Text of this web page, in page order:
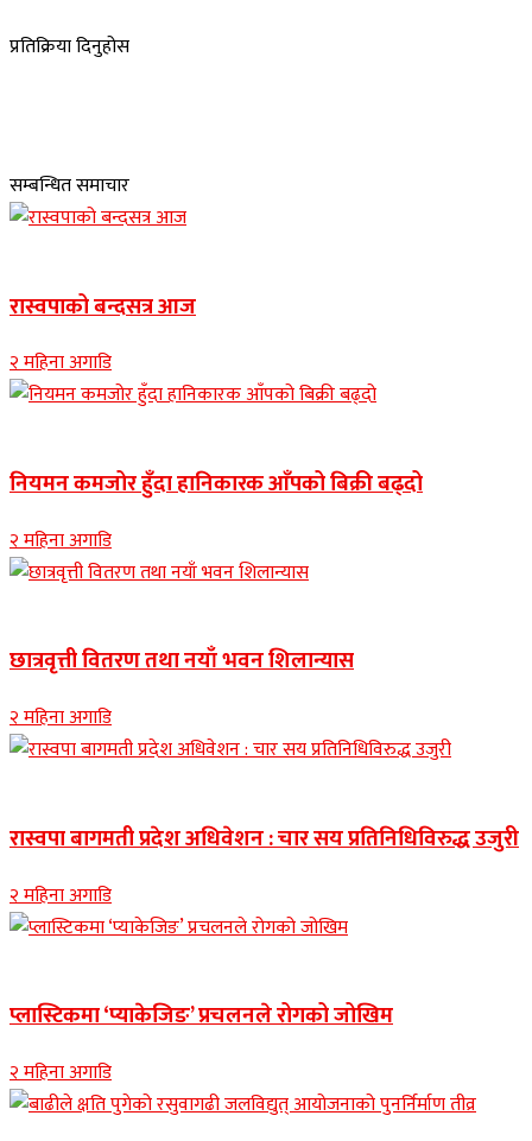
प्रतिक्रिया दिनुहोस
सम्बन्धित समाचार
रास्वपाको बन्दसत्र आज
२ महिना अगाडि
नियमन कमजोर हुँदा हानिकारक आँपको बिक्री बढ्दो
२ महिना अगाडि
छात्रवृत्ती वितरण तथा नयाँ भवन शिलान्यास
२ महिना अगाडि
रास्वपा बागमती प्रदेश अधिवेशन : चार सय प्रतिनिधिविरुद्ध उजुरी
२ महिना अगाडि
प्लास्टिकमा ‘प्याकेजिङ’ प्रचलनले रोगको जोखिम
२ महिना अगाडि